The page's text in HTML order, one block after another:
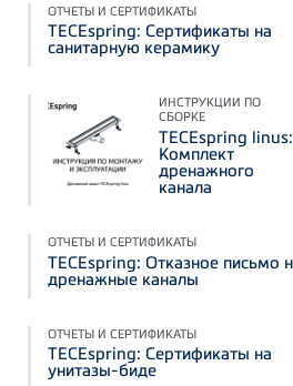
ОТЧЕТЫ И СЕРТИФИКАТЫ
TECEspring: Сертификаты на
санитарную керамику
ИНСТРУКЦИИ ПО
СБОРКЕ
TECEspring linus:
Комплект
дренажного
канала
ОТЧЕТЫ И СЕРТИФИКАТЫ
TECEspring: Отказное письмо
дренажные каналы
ОТЧЕТЫ И СЕРТИФИКАТЫ
TECEspring: Сертификаты на
унитазы-биде